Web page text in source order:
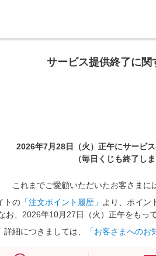
サービス提供終了に関
2026年7月28日（火）正午にサービ
（毎日くじも終了しま
これまでご愛顧いただいたお客さまに
トの 「注文ポイント履歴」
より、ポイン
お、2026年10月27日（火）正午をもっ
詳細につきましては、
「お客さまへのお